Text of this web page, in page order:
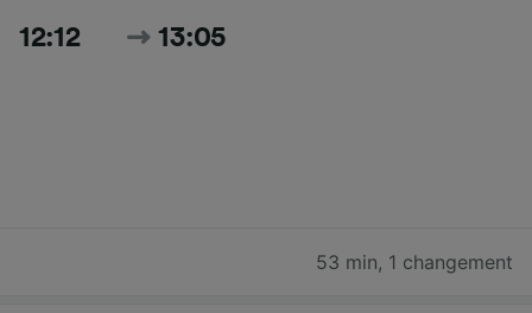
12:12 13:05
53 min, 1 changement